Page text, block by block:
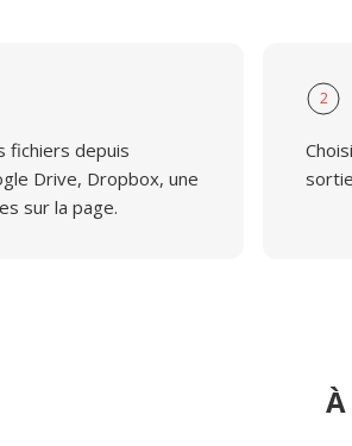
fichiers depuis
Drive, Dropbox, une
sur la page.
2